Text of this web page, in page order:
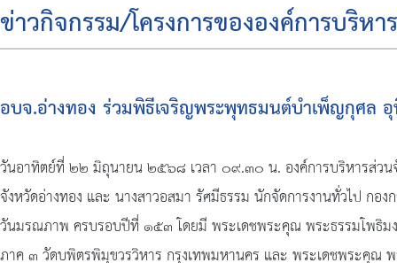
ข่าวกิจกรรม/โครงการขององค์การบริห
อบจ.อ่างทอง ร่วมพิธีเจริญพระพุทธมนต์บำเพ็ญกุศล
วันอาทิตย์ที่ ๒๒ มิถุนายน ๒๕๖๘ เวลา ๐๙.๓๐ น. องค์การบริหารส่วน
จังหวัดอ่างทอง และ นางสาวอสมา รัศมีธรรม นักจัดการงานทั่วไป ก
วันมรณภาพ ครบรอบปีที่ ๑๕๓ โดยมี พระเดชพระคุณ พระธรรมโพธิม
ภาค ๓ วัดบพิตรพิมุขวรวิหาร กรุงเทพมหานคร และ พระเดชพระคุณ พ